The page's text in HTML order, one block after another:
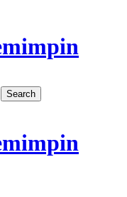
Search